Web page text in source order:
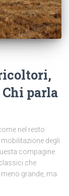
parla
nel resto
degli
compagine
che
grande, ma